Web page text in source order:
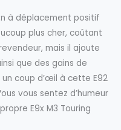
à déplacement positif
plus cher, coûtant
mais il ajoute
que des gains de
coup d’œil à cette E92
vous sentez d’humeur
E9x M3 Touring